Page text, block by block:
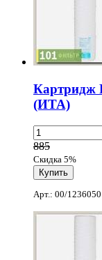
Картридж
(ИТА)
885
Скидка 5%
Арт.: 00/1236050